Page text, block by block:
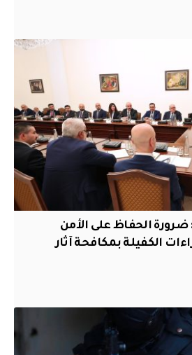
الحفاظ على الأمن
الكفيلة بمكافحة آثار